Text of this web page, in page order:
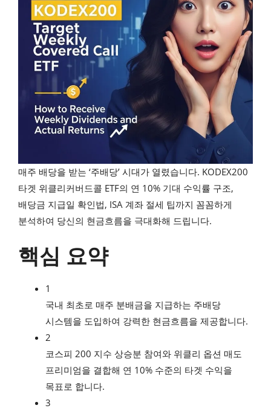
매주 배당을 받는 ‘주배당’ 시대가 열렸습니다. KODEX200
타겟 위클리커버드콜 ETF의 연 10% 기대 수익률 구조,
배당금 지급일 확인법, ISA 계좌 절세 팁까지 꼼꼼하게
분석하여 당신의 현금흐름을 극대화해 드립니다.
핵심 요약
1
국내 최초로 매주 분배금을 지급하는 주배당
시스템을 도입하여 강력한 현금흐름을 제공합니다.
2
코스피 200 지수 상승분 참여와 위클리 옵션 매도
프리미엄을 결합해 연 10% 수준의 타겟 수익을
목표로 합니다.
3